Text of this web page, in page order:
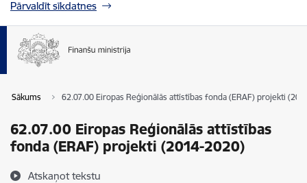
Pārvaldīt sīkdatnes
Sākums 62.07.00 Eiropas Reģionālās attīstības fonda (ERAF) projekti
62.07.00 Eiropas Reģionālās attīstības
fonda (ERAF) projekti (2014-2020)
Atskaņot tekstu